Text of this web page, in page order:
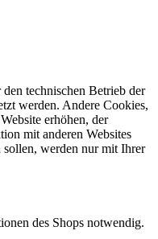
technischen Betrieb der
werden. Andere Cookies,
erhöhen, der
mit anderen Websites
werden nur mit Ihrer
des Shops notwendig.